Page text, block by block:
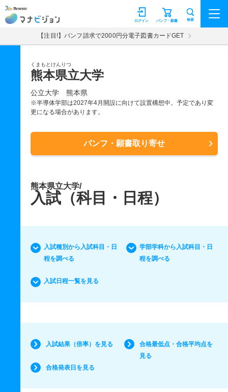
マナビジョン パンフ・願書
ログイン 検索
【注目!】パンフ請求で2000円分電子図書カードGET
くまもとけんりつ
熊本県立大学
公立大学 熊本県
※半導体学部は2027年4月開設に向けて設置構想中。予定であり変
更になる場合があります。
パンフ・願書取り寄せ
熊本県立大学/
入試（科目・日程）
入試種別から入試科目・日
程を調べる
学部学科から入試科目・日
程を調べる
入試日程一覧を見る
入試結果（倍率）を見る
合格最低点・合格平均点を
見る
合格発表日を見る